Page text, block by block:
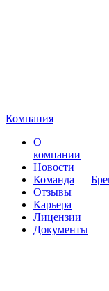
Компания
О
компании
Новости
Команда
Отзывы
Карьера
Лицензии
Документы